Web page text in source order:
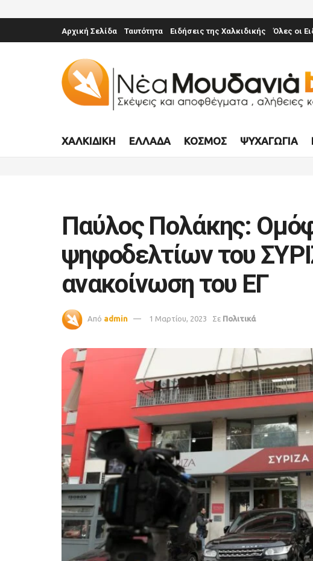
Αρχική Σελίδα Ταυτότητα Ειδήσεις της Χαλκιδικής Όλες οι
ΧΑΛΚΙΔΙΚΉ ΕΛΛΆΔΑ ΚΌΣΜΟΣ ΨΥΧΑΓΩΓΊΑ
Παύλος Πολάκης:
ψηφοδελτίων του
ανακοίνωση του ΕΓ
Από admin 1 Μαρτίου, 2023 Σε Πολιτικά